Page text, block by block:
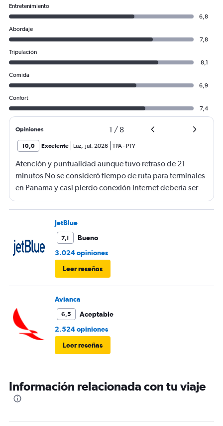
Entretenimiento
6,8
Abordaje
7,8
Tripulación
8,1
Comida
6,9
Confort
7,4
Opiniones 1 / 8
10,0 Excelente Luz, jul. 2026 TPA- PTY
Atención y puntualidad aunque tuvo retraso de 21
minutos No se consideró tiempo de ruta para terminales
en Panama y casi pierdo conexión Internet debería ser
gratis
JetBlue
7,1
Bueno
3.024 opiniones
Leer reseñas
Avianca
6,5
Aceptable
2.524 opiniones
Leer reseñas
Información relacionada con tu viaje